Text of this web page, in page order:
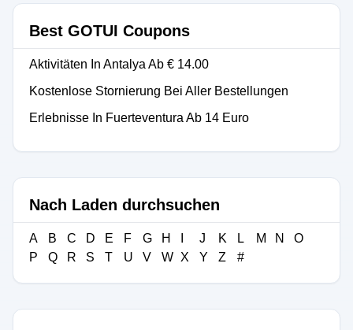
Best GOTUI Coupons
Aktivitäten In Antalya Ab € 14.00
Kostenlose Stornierung Bei Aller Bestellungen
Erlebnisse In Fuerteventura Ab 14 Euro
Nach Laden durchsuchen
A B C D E F G H J K L M N
O
P
Q R S T U V W X Y Z #